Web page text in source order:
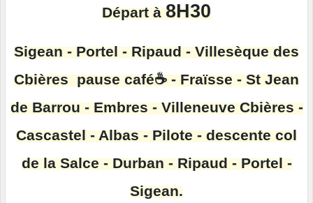
Départ à8H30
Sigean - Portel - Ripaud - Villesèque des
Cbières pause café☕ - Fraïsse - St Jean
de Barrou - Embres - Villeneuve Cbières -
Cascastel - Albas - Pilote - descente col
de la Salce - Durban - Ripaud - Portel -
Sigean.